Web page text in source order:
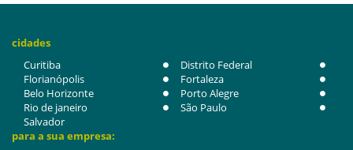
cidades
Curitiba
Distrito Federal
Florianópolis
Fortaleza
Belo Horizonte
Porto Alegre
Rio de janeiro
São Paulo
Salvador
para a sua empresa: